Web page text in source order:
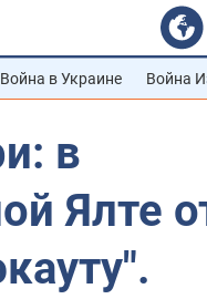
Война в Украине Война
в
Ялте